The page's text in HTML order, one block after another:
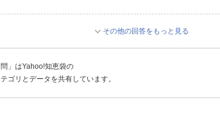
その他の回答をもっと見る
問」はYahoo!知恵袋の
テゴリとデータを共有しています。